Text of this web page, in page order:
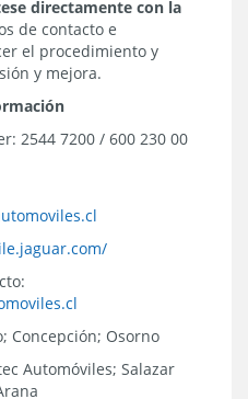
directamente con la
de contacto e
el procedimiento y
y mejora.
2544 7200 / 600 230 00
Concepción; Osorno
Automóviles; Salazar